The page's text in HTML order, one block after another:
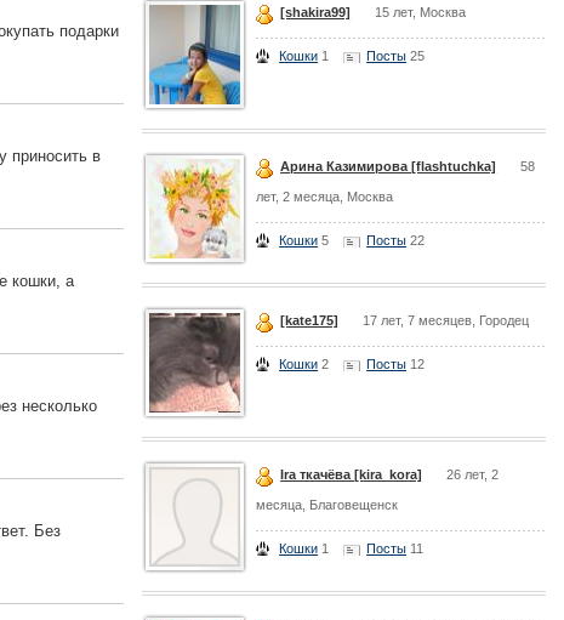
подарки
приносить в
кошки, а
несколько
Без
[shakira99] 15 лет, Москва
Кошки 1 Посты 25
Арина Казимирова [flashtuchka] 58
лет, 2 месяца, Москва
Кошки 5 Посты 22
[kate175] 17 лет, 7 месяцев, Городец
Кошки 2 Посты 12
Ira ткачёва [kira_kora] 26 лет, 2
месяца, Благовещенск
Кошки 1 Посты 11